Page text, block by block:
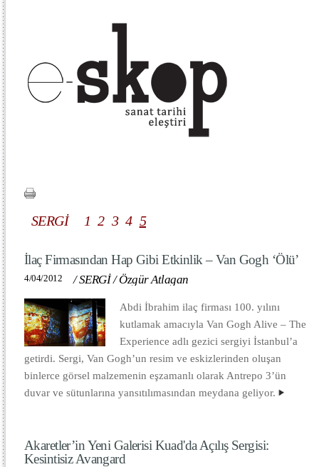
SERGİ 1 2 3 4 5
İlaç Firmasından Hap Gibi Etkinlik – Van Gogh ‘Ölü’
4/04/2012 /SERGİ /Özgür Atlagan
Abdi İbrahim ilaç firması 100. yılını
kutlamak amacıyla Van Gogh Alive – The
Experience adlı gezici sergiyi İstanbul’a
getirdi. Sergi, Van Gogh’un resim ve eskizlerinden oluşan
binlerce görsel malzemenin eşzamanlı olarak Antrepo 3’ün
duvar ve sütunlarına yansıtılımasından meydana geliyor.
Akaretler’in Yeni Galerisi Kuad'da Açılış Sergisi:
Kesintisiz Avangard